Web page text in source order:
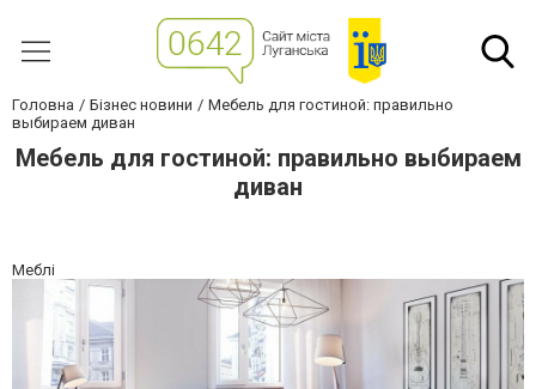
Головна Бізнес новини
Мебель для гостиной: правильно
выбираем диван
Мебель для гостиной: правильно выбираем
диван
Меблі